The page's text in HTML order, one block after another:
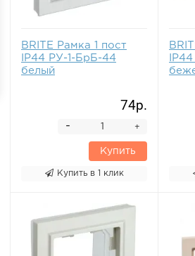
BRITE Рамка 1 пост
IP44 РУ-1-БрБ-44
белый
74р.
+
-
Купить
Купить в 1 клик